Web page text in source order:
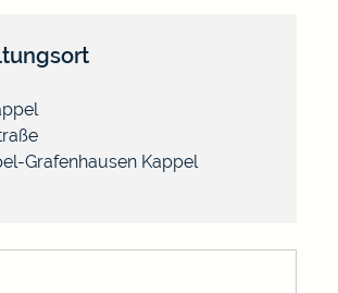
Grafenhausen Kappel